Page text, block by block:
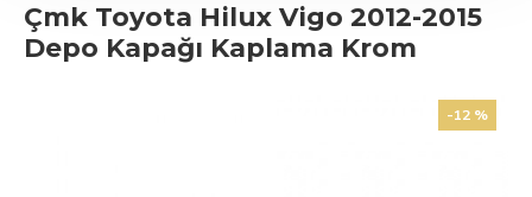
Çmk Toyota Hilux Vigo 2012-2015
Depo Kapağı Kaplama Krom
-12 %